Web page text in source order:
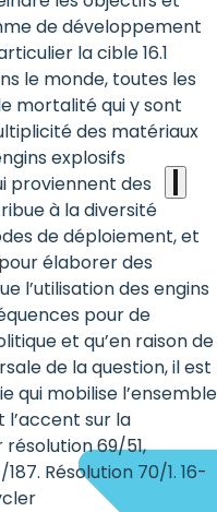
de développement
la cible 16.1
le monde, toutes les
mortalité qui y sont
des matériaux
explosifs
proviennent des
à la diversité
de déploiement, et
élaborer des
l’utilisation des engins
pour de
et qu’en raison de
de la question, il est
qui mobilise l’ensemble
sur la
69/51,
Résolution 70/1. 16-